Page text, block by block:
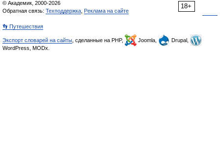
18+
© Академик, 2000-2026
Обратная связь: Техподдержка Реклама на сайте
👣 Путешествия
Экспорт словарей на сайты , сделанные на PHP, Joomla,
Drupal,
WordPress, MODx.